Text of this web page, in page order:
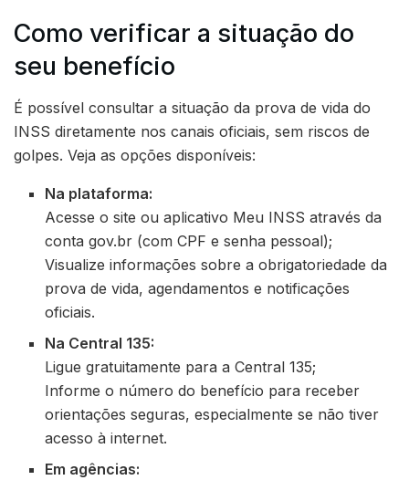
Como verificar a situação do
seu benefício
É possível consultar a situação da prova de vida do
INSS diretamente nos canais oficiais, sem riscos de
golpes. Veja as opções disponíveis:
Na plataforma:
Acesse o site ou aplicativo Meu INSS através da
conta gov.br (com CPF e senha pessoal);
Visualize informações sobre a obrigatoriedade da
prova de vida, agendamentos e notificações
oficiais.
Na Central 135:
Ligue gratuitamente para a Central 135;
Informe o número do benefício para receber
orientações seguras, especialmente se não tiver
acesso à internet.
Em agências: